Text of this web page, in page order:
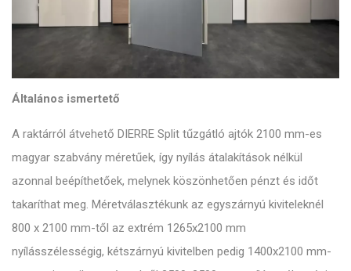
Általános ismertető
A raktárról átvehető DIERRE Split tűzgátló ajtók 2100 mm-es
magyar szabvány méretűek, így nyílás átalakítások nélkül
azonnal beépíthetőek, melynek köszönhetően pénzt és időt
takaríthat meg. Méretválasztékunk az egyszárnyú kiviteleknél
800 x 2100 mm-től az extrém 1265x2100 mm
nyílásszélességig, kétszárnyú kivitelben pedig 1400x2100 mm-